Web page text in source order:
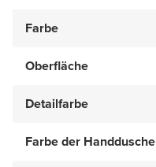
Farbe
Oberfläche
Detailfarbe
Farbe der Handdusche